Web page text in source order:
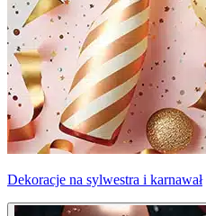
Dekoracje na sylwestra i karnawał